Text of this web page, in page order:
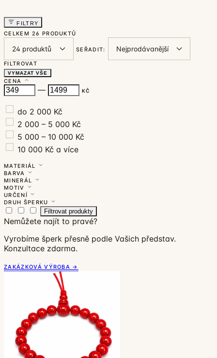
FILTRY
CELKEM 26 PRODUKTŮ
SEŘADIT:
FILTROVAT
VYMAZAT VŠE
CENA
— KČ
do 2 000 Kč
2 000 – 5 000 Kč
5 000 – 10 000 Kč
10 000 Kč a více
MATERIÁL
BARVA
MINERÁL
MOTIV
URČENÍ
DRUH ŠPERKU
Filtrovat produkty
Nemůžete najít to pravé?
Vyrobíme šperk přesně podle Vašich představ.
Konzultace zdarma.
ZAKÁZKOVÁ VÝROBA →